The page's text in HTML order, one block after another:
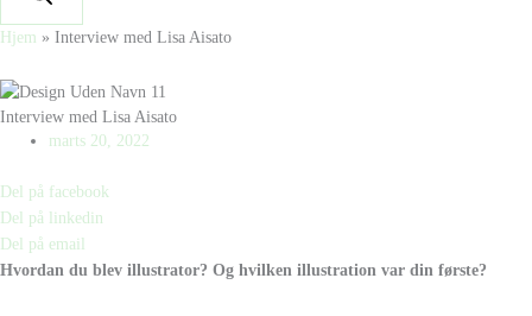
Hjem » Interview med Lisa Aisato
Interview med Lisa Aisato
marts 20, 2022
Del på facebook
Del på linkedin
Del på email
Hvordan du blev illustrator? Og hvilken illustration var din første?